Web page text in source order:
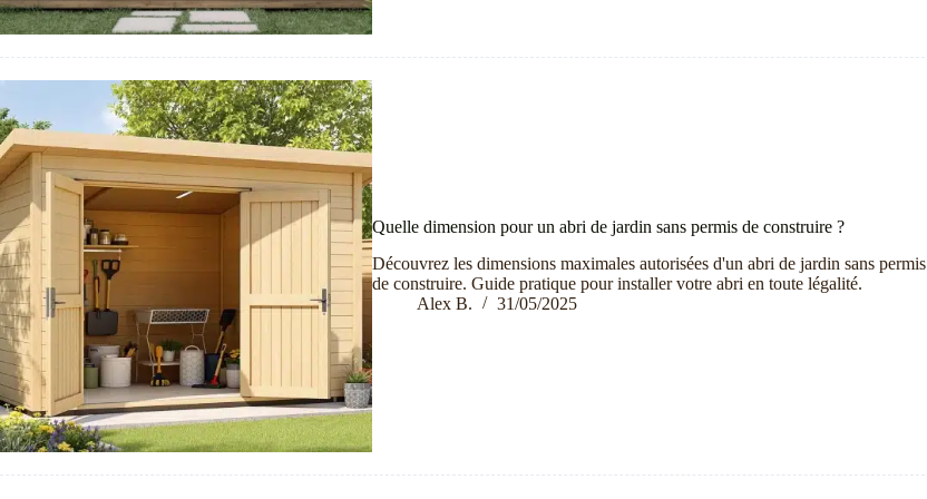
Quelle dimension pour un abri de jardin sans permis de construire ?
Découvrez les dimensions maximales autorisées d'un abri de jardin sans permis
de construire. Guide pratique pour installer votre abri en toute légalité.
Alex B.
31/05/2025